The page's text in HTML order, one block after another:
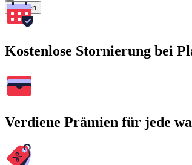
Suchen
Kostenlose Stornierung bei
Verdiene Prämien für jede